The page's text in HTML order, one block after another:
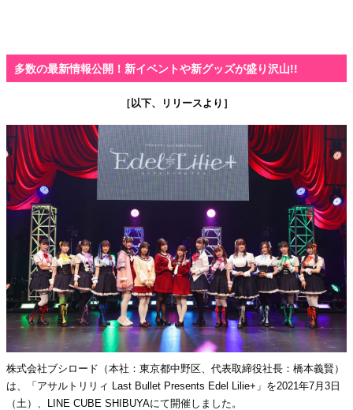
多数の最新情報公開！新イベントや新グッズが盛り沢山!!
［以下、リリースより］
株式会社ブシロード（本社：東京都中野区、代表取締役社長：橋本義賢）
は、「アサルトリリィ Last Bullet Presents Edel Lilie+」を2021年7月3日
（土）、LINE CUBE SHIBUYAにて開催しました。